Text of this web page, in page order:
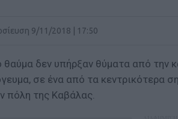
9/11/2018 | 17:50
δεν υπήρξαν θύματα από την
σε ένα από τα κεντρικότερα
πόλη της Καβάλας.